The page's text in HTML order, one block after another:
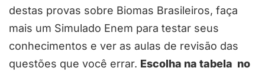
destas provas sobre Biomas Brasileiros, faça
mais um Simulado Enem para testar seus
conhecimentos e ver as aulas de revisão das
questões que você errar. Escolha na tabela no